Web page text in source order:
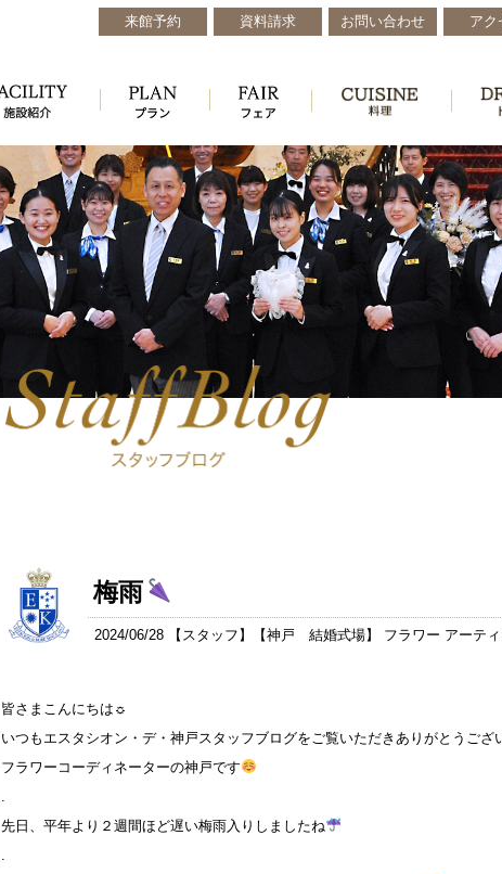
来館予約 資料請求 お問い合わせ アク
梅雨
2024/06/28 【 スタッフ】【神戸 結婚式場】 フラワー アーティ
皆さまこんにちは☼
いつもエスタシオン・デ・神戸スタッフブログをご覧いただきありがとうござ
フラワーコーディネーターの神戸です
先日、平年より２週間ほど遅い梅雨入りしましたね